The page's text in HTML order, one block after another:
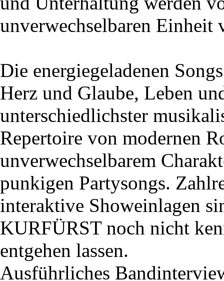
unverwechselbaren Einheit
Die energiegeladenen
Herz und Glaube, Leben
unterschiedlichster
Repertoire von modernen
unverwechselbarem
punkigen Partysongs.
interaktive Showeinlagen
KURFÜRST noch nicht
entgehen lassen.
Ausführliches